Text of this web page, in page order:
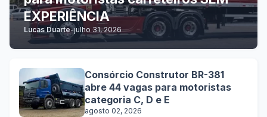
EXPERIÊNCIA
Lucas Duarte-julho 31, 2026
Consórcio Construtor BR-381
abre 44 vagas para motoristas
categoria C, D e E
agosto 02, 2026